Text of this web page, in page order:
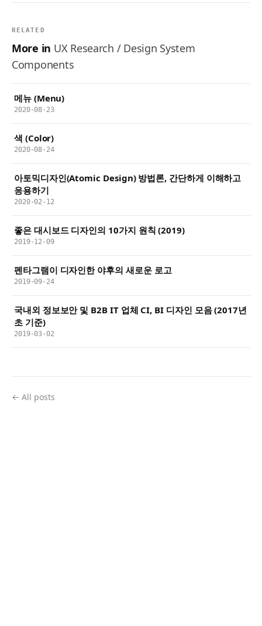
RELATED
More in UX Research / Design System
Components
메뉴 (Menu)
2020-08-23
색 (Color)
2020-08-24
아토믹디자인(Atomic Design) 방법론, 간단하게 이해하고
응용하기
2020-02-12
좋은 대시보드 디자인의 10가지 원칙 (2019)
2019-12-09
펜타그램이 디자인한 야후의 새로운 로고
2019-09-24
국내외 정보보안 및 B2B IT 업체 CI, BI 디자인 모음 (2017년
초 기준)
2019-03-02
← All posts